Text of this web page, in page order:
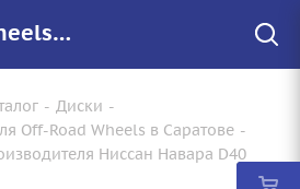
Off-Road Wheels Ниссан Навара D40 3.0TD купить в Саратове, низкие цены на автомобильные диски
- Диски -
Off-Road Wheels в Саратове -
Ниссан Навара D40